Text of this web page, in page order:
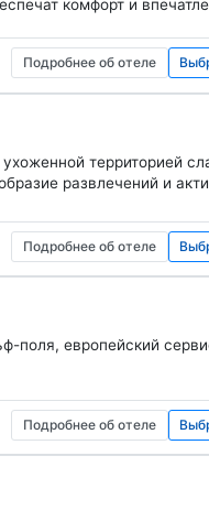
комфорт и
Подробнее об отеле
территорией
развлечений и
Подробнее об отеле
поля, европейский
Подробнее об отеле